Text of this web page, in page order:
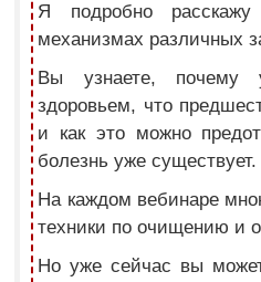
Я подробно
механизмах различных
Вы узнаете, почему
здоровьем, что
и как это можно
болезнь уже существует.
На каждом вебинаре
техники по очищению и
Но уже сейчас вы